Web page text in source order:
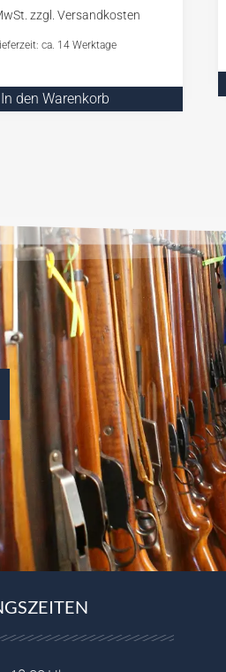
ca. 14 Werktage
In den Warenkorb